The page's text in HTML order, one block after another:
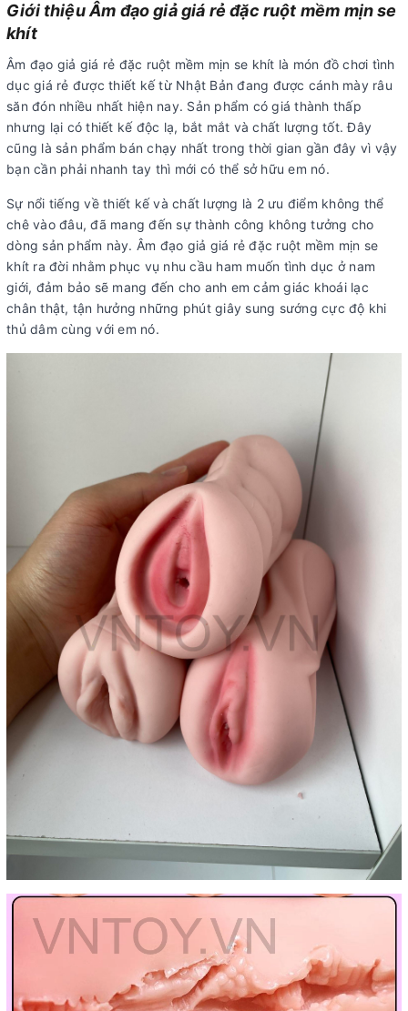
Giới thiệu Âm đạo giả giá rẻ đặc ruột mềm mịn se
khít
Âm đạo giả giá rẻ đặc ruột mềm mịn se khít là món đồ chơi tình
dục giá rẻ được thiết kế từ Nhật Bản đang được cánh mày râu
săn đón nhiều nhất hiện nay. Sản phẩm có giá thành thấp
nhưng lại có thiết kế độc lạ, bắt mắt và chất lượng tốt. Đây
cũng là sản phẩm bán chạy nhất trong thời gian gần đây vì vậy
bạn cần phải nhanh tay thì mới có thể sở hữu em nó.
Sự nổi tiếng về thiết kế và chất lượng là 2 ưu điểm không thể
chê vào đâu, đã mang đến sự thành công không tưởng cho
dòng sản phẩm này. Âm đạo giả giá rẻ đặc ruột mềm mịn se
khít ra đời nhằm phục vụ nhu cầu ham muốn tình dục ở nam
giới, đảm bảo sẽ mang đến cho anh em cảm giác khoái lạc
chân thật, tận hưởng những phút giây sung sướng cực độ khi
thủ dâm cùng với em nó.